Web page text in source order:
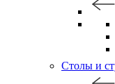
Столы и